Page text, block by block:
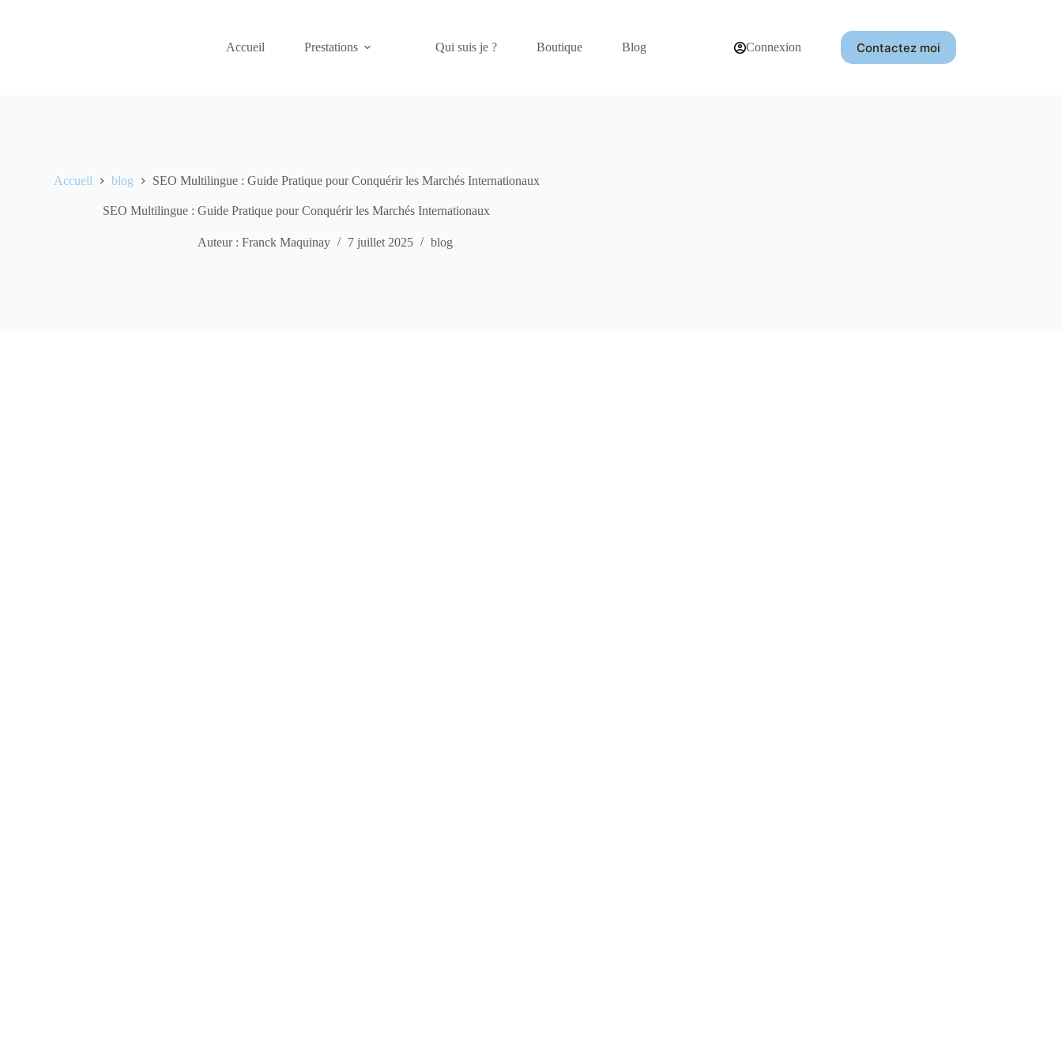
Accueil
Prestations Qui suis je ? Boutique Blog Connexion Contactez moi
Accueil blog SEO Multilingue : Guide Pratique pour Conquérir les Marchés Internationaux
SEO Multilingue : Guide Pratique pour Conquérir les Marchés Internationaux
Auteur : Franck Maquinay 7 juillet 2025 blog